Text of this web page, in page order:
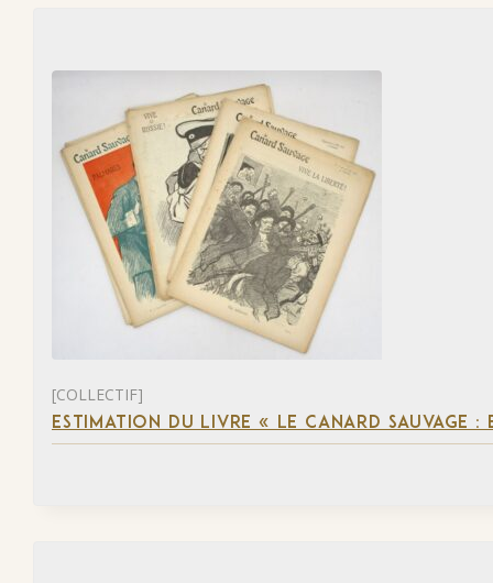
[COLLECTIF]
ESTIMATION DU LIVRE « LE CANARD SAUVAGE :